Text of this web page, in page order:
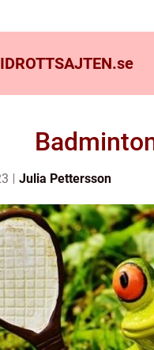
se
Julia Pettersson